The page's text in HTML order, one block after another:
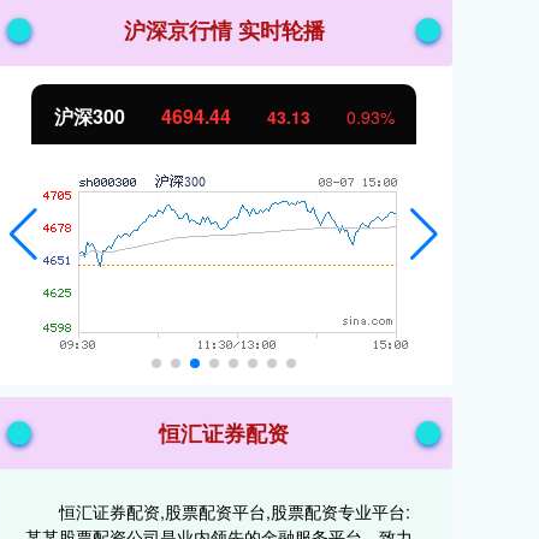
沪深京行情 实时轮播
北证50 1134.24 11.37 1.01%
恒汇证券配资
恒汇证券配资,股票配资平台,股票配资专业平台: